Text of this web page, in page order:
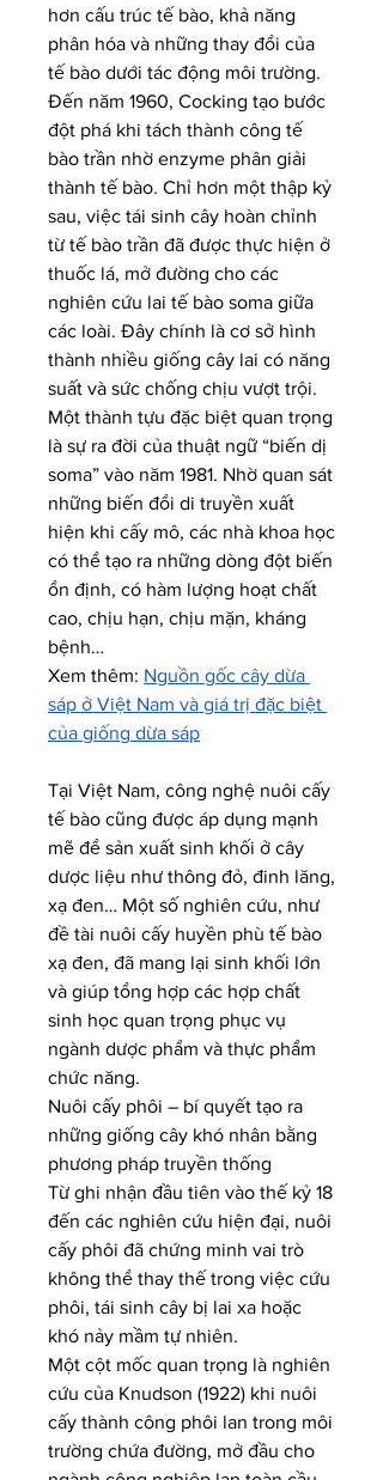
hơn cấu trúc tế bào, khả năng
phân hóa và những thay đổi của
tế bào dưới tác động môi trường.
Đến năm 1960, Cocking tạo bước
đột phá khi tách thành công tế
bào trần nhờ enzyme phân giải
thành tế bào. Chỉ hơn một thập kỷ
sau, việc tái sinh cây hoàn chỉnh
từ tế bào trần đã được thực hiện ở
thuốc lá, mở đường cho các
nghiên cứu lai tế bào soma giữa
các loài. Đây chính là cơ sở hình
thành nhiều giống cây lai có năng
suất và sức chống chịu vượt trội.
Một thành tựu đặc biệt quan trọng
là sự ra đời của thuật ngữ “biến dị
soma” vào năm 1981. Nhờ quan sát
những biến đổi di truyền xuất
hiện khi cấy mô, các nhà khoa học
có thể tạo ra những dòng đột biến
ổn định, có hàm lượng hoạt chất
cao, chịu hạn, chịu mặn, kháng
bệnh…
Xem thêm: Nguồn gốc cây dừa
sáp ở Việt Nam và giá trị đặc biệt
của giống dừa sáp
Tại Việt Nam, công nghệ nuôi cấy
tế bào cũng được áp dụng mạnh
mẽ để sản xuất sinh khối ở cây
dược liệu như thông đỏ, đinh lăng,
xạ đen… Một số nghiên cứu, như
đề tài nuôi cấy huyền phù tế bào
xạ đen, đã mang lại sinh khối lớn
và giúp tổng hợp các hợp chất
sinh học quan trọng phục vụ
ngành dược phẩm và thực phẩm
chức năng.
Nuôi cấy phôi – bí quyết tạo ra
những giống cây khó nhân bằng
phương pháp truyền thống
Từ ghi nhận đầu tiên vào thế kỷ 18
đến các nghiên cứu hiện đại, nuôi
cấy phôi đã chứng minh vai trò
không thể thay thế trong việc cứu
phôi, tái sinh cây bị lai xa hoặc
khó nảy mầm tự nhiên.
Một cột mốc quan trọng là nghiên
cứu của Knudson (1922) khi nuôi
cấy thành công phôi lan trong môi
trường chứa đường, mở đầu cho